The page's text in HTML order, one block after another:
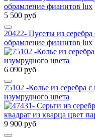
5 500 руб
20422- Пусеты из
обрамление фианитов lux
6 090 руб
75102 -Колье из серебра
изумрудного цвета
9 900 руб